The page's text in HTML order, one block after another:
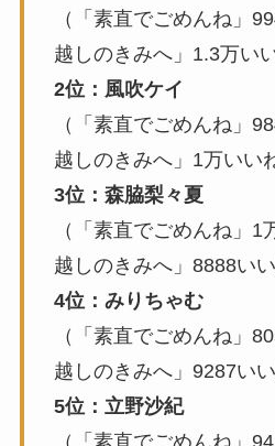
（「素直でごめんね」
越しのきみへ」1.3万いい
2位：風吹ケイ
（「素直でごめんね」
越しのきみへ」1万いい
3位：森脇梨々夏
（「素直でごめんね」1
越しのきみへ」8888いい
4位：みりちゃむ
（「素直でごめんね」
越しのきみへ」9287いい
5位：立野沙紀